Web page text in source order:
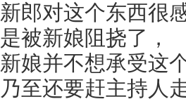
新郎对这个东西很
是被新娘阻挠了，
新娘并不想承受这
乃至还要赶主持人